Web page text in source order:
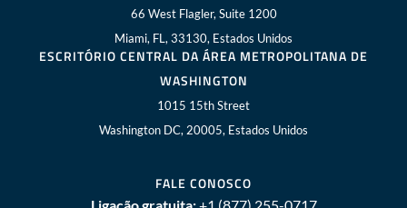
66 West Flagler, Suite 1200
Miami, FL, 33130, Estados Unidos
ESCRITÓRIO CENTRAL DA ÁREA METROPOLITANA DE
WASHINGTON
1015 15th Street
Washington DC, 20005, Estados Unidos
FALE CONOSCO